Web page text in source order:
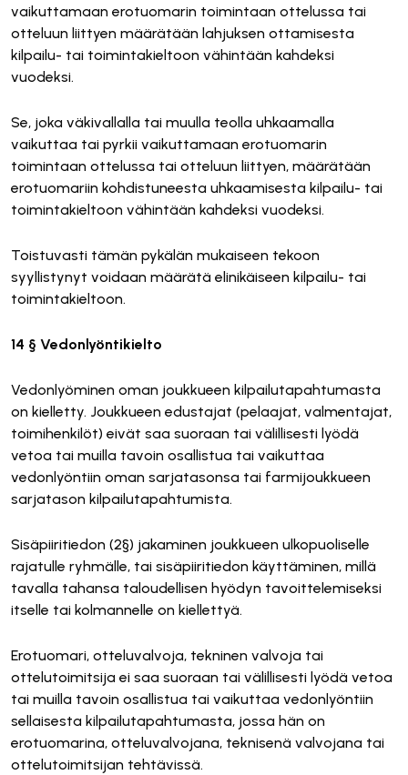
vaikuttamaan erotuomarin toimintaan ottelussa tai
otteluun liittyen määrätään lahjuksen ottamisesta
kilpailu- tai toimintakieltoon vähintään kahdeksi
vuodeksi.
Se, joka väkivallalla tai muulla teolla uhkaamalla
vaikuttaa tai pyrkii vaikuttamaan erotuomarin
toimintaan ottelussa tai otteluun liittyen, määrätään
erotuomariin kohdistuneesta uhkaamisesta kilpailu- tai
toimintakieltoon vähintään kahdeksi vuodeksi.
Toistuvasti tämän pykälän mukaiseen tekoon
syyllistynyt voidaan määrätä elinikäiseen kilpailu- tai
toimintakieltoon.
14 § Vedonlyöntikielto
Vedonlyöminen oman joukkueen kilpailutapahtumasta
on kielletty. Joukkueen edustajat (pelaajat, valmentajat,
toimihenkilöt) eivät saa suoraan tai välillisesti lyödä
vetoa tai muilla tavoin osallistua tai vaikuttaa
vedonlyöntiin oman sarjatasonsa tai farmijoukkueen
sarjatason kilpailutapahtumista.
Sisäpiiritiedon (2§) jakaminen joukkueen ulkopuoliselle
rajatulle ryhmälle, tai sisäpiiritiedon käyttäminen, millä
tavalla tahansa taloudellisen hyödyn tavoittelemiseksi
itselle tai kolmannelle on kiellettyä.
Erotuomari, otteluvalvoja, tekninen valvoja tai
ottelutoimitsija ei saa suoraan tai välillisesti lyödä vetoa
tai muilla tavoin osallistua tai vaikuttaa vedonlyöntiin
sellaisesta kilpailutapahtumasta, jossa hän on
erotuomarina, otteluvalvojana, teknisenä valvojana tai
ottelutoimitsijan tehtävissä.